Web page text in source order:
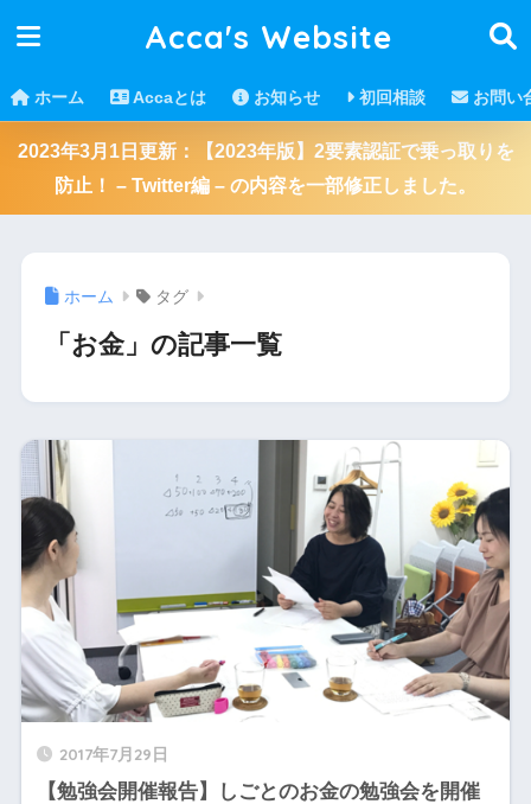
Acca's Website
ホーム Accaとは お知らせ 初回相談 お問い
2023年3月1日更新：【2023年版】2要素認証で乗っ取りを
防止！ – Twitter編 – の内容を一部修正しました。
ホーム タグ
「お金」の記事一覧
2017年7月29日
【勉強会開催報告】しごとのお金の勉強会を開催